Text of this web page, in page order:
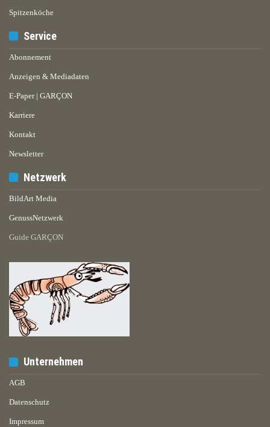
Spitzenköche
Service
Abonnement
Anzeigen & Mediadaten
E-Paper | GARÇON
Karriere
Kontakt
Newsletter
Netzwerk
BildArt Media
GenussNetzwerk
Guide GARÇON
Unternehmen
AGB
Datenschutz
Impressum